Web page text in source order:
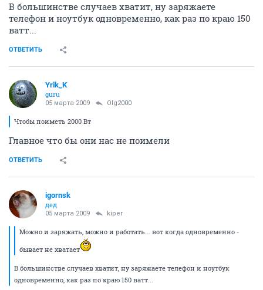
В большинстве случаев хватит, ну заряжаете
телефон и ноутбук одновременно, как раз по краю 150
ватт...
ОТВЕТИТЬ
Yrik_K
guru
05 марта 2009 Olg2000
Чтобы поиметь 2000 Вт
Главное что бы они нас не поимели
ОТВЕТИТЬ
igornsk
дед
05 марта 2009 kiper
Можно и заряжать, можно и работать... вот когда одновременно -
бывает не хватает
В большинстве случаев хватит, ну заряжаете телефон и ноутбук
одновременно, как раз по краю 150 ватт...